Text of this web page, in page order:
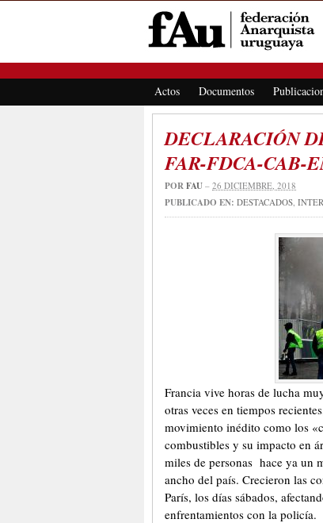
Actos Documentos
DECLARACIÓN
FAR-FDCA-CAB-
PORFAU – 26 DICIEMBRE, 2018
PUBLICADO EN: DESTACADOS,
Francia vive horas de lucha
otras veces en tiempos
movimiento inédito como los
combustibles y su impacto en
miles de personas hace ya un
ancho del país. Crecieron las
París, los días sábados,
enfrentamientos con la policía.